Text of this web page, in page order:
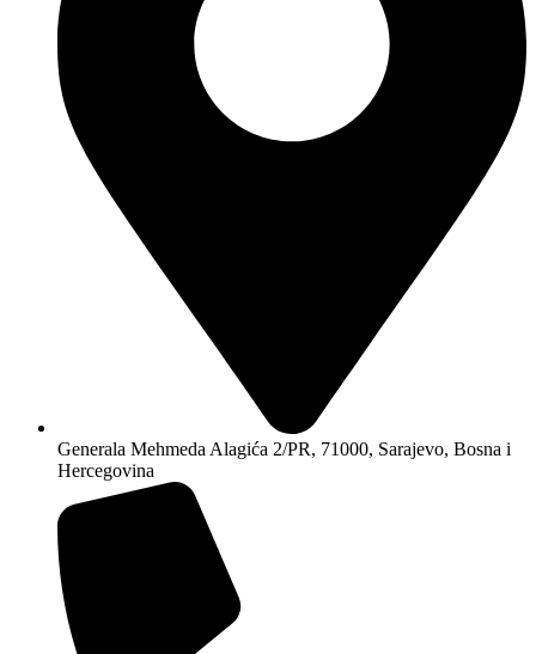
Generala Mehmeda Alagića 2/PR, 71000, Sarajevo, Bosna i
Hercegovina